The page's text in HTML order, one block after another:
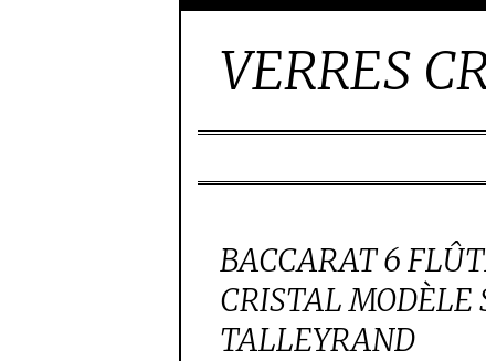
VERRES
BACCARAT 6
CRISTAL MODÈLE
TALLEYRAND